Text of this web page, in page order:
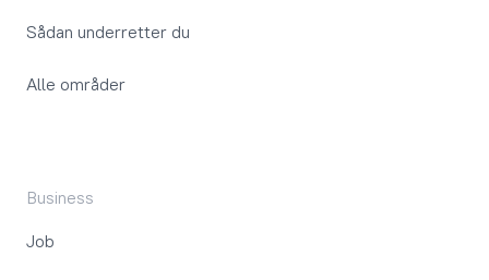
Sådan underretter du
Alle områder
Business
Job